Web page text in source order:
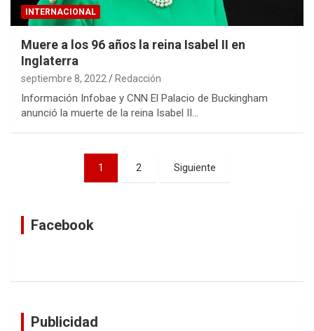
INTERNACIONAL
Muere a los 96 años la reina Isabel II en
Inglaterra
septiembre 8, 2022 Redacción
Información Infobae y CNN El Palacio de Buckingham
anunció la muerte de la reina Isabel II…
Navegación
1 2 Siguiente
Facebook
Publicidad